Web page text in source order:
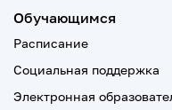
Обучающимся
Расписание
Социальная поддержка
Электронная